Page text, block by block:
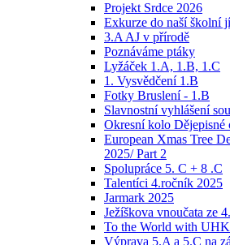
Projekt Srdce 2026
Exkurze do naší školní
3.A AJ v přírodě
Poznáváme ptáky
Lyžáček 1.A, 1.B, 1.C
1. Vysvědčení 1.B
Fotky Bruslení - 1.B
Slavnostní vyhlášení
Okresní kolo Dějepisné
European Xmas Tree
2025/ Part 2
Spolupráce 5. C + 8 .C
Talentíci 4.ročník 2025
Jarmark 2025
Ježíškova vnoučata ze
To the World with UHK
Výprava 5.A a 5.C na